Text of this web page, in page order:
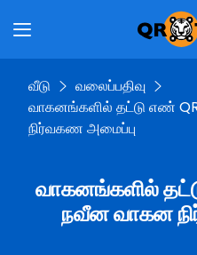
வீடு
வலைப்பதிவு
வாகனங்களில் தட்டு எண்
நிர்வகண அமைப்பு
வாகனங்களில்
நவீன வாகன